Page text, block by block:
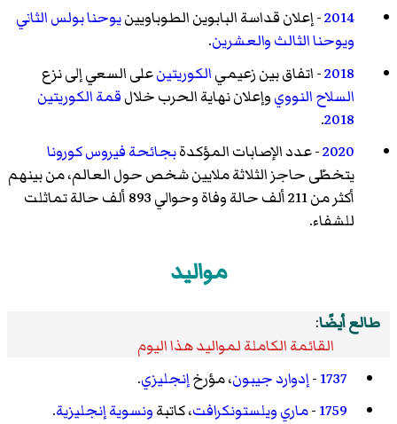
2014- إعلان قداسة البابوين الطوباويينيوحنا بولس الثاني
ويوحنا الثالث والعشرين.
2018- اتفاق بين زعيميالكوريتينعلى السعي إلى نزع
السلاح النوويوإعلان نهاية الحرب خلالقمة الكوريتين
2018
.
2020- عدد الإصابات المؤكدةبجائحة فيروس كورونا
يتخطّى حاجز الثلاثة ملايين شخص حول العالم، من بينهم
أكثر من 211 ألف حالة وفاة وحوالي 893 ألف حالة تماثلت
للشفاء.
مواليد
طالع أيضًا:
القائمة الكاملة لمواليد هذا اليوم
1737
-إدوارد جيبون، مؤرخإنجليزي.
1759
-ماري ويلستونكرافت، كاتبةونسويةإنجليزية.